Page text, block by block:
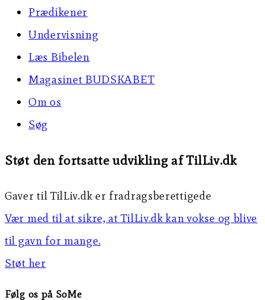
Prædikener
Undervisning
Læs Bibelen
Magasinet BUDSKABET
Om os
Søg
Støt den fortsatte udvikling af TilLiv.dk
Gaver til TilLiv.dk er fradragsberettigede
Vær med til at sikre, at TilLiv.dk kan vokse og blive
til gavn for mange.
Støt her
Følg os på SoMe